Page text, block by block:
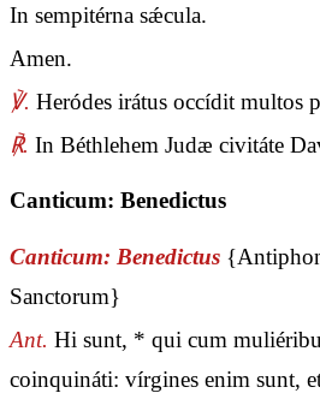
In sempitérna sǽcula.
Amen.
℣. Heródes irátus occídit multos
℟. In Béthlehem Judæ civitáte
Canticum: Benedictus
Canticum: Benedictus
Sanctorum}
Ant. Hi sunt, * qui cum
coinquináti: vírgines enim sunt,